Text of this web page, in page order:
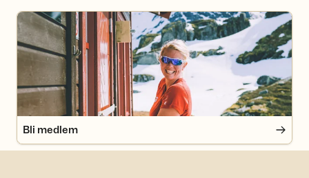
Bli medlem
Bli medlem